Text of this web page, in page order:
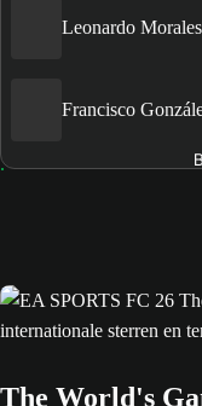
Leonardo Morales
Francisco
The World's